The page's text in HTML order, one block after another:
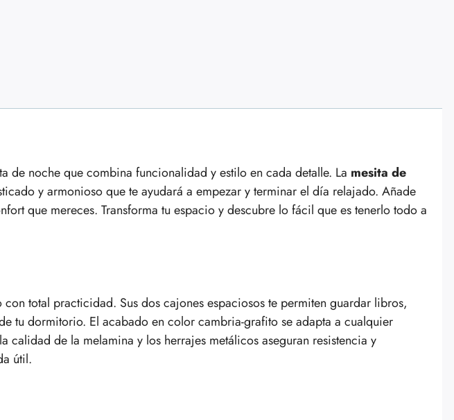
de noche que combina funcionalidad y estilo en cada detalle. La mesita de
y armonioso que te ayudará a empezar y terminar el día relajado. Añade
que mereces. Transforma tu espacio y descubre lo fácil que es tenerlo todo a
total practicidad. Sus dos cajones espaciosos te permiten guardar libros,
tu dormitorio. El acabado en color cambria-grafito se adapta a cualquier
de la melamina y los herrajes metálicos aseguran resistencia y
útil.